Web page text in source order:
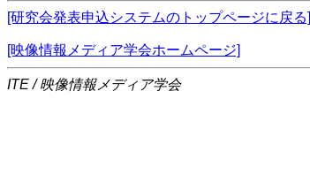
[研究会発表申込システムのトップページに戻る]
[映像情報メディア学会ホームページ]
ITE / 映像情報メディア学会